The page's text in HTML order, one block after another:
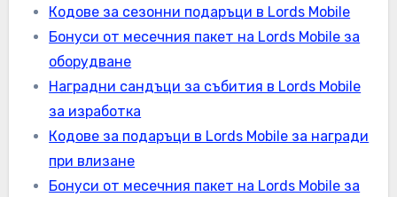
Кодове за сезонни подаръци в Lords Mobile
Бонуси от месечния пакет на Lords Mobile за
оборудване
Наградни сандъци за събития в Lords Mobile
за изработка
Кодове за подаръци в Lords Mobile за награди
при влизане
Бонуси от месечния пакет на Lords Mobile за